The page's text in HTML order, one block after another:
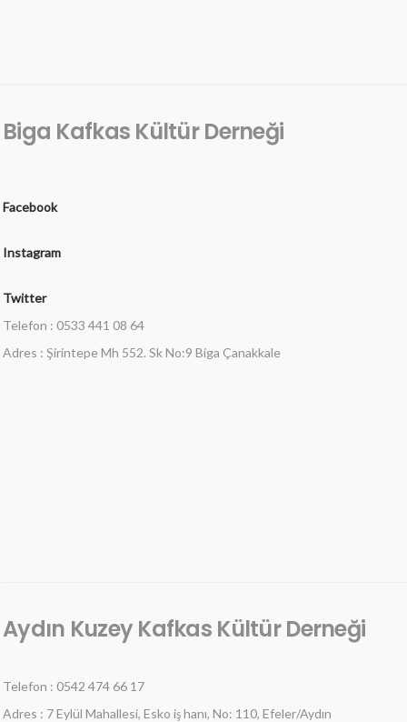
Biga Kafkas Kültür Derneği
Facebook
Instagram
Twitter
Telefon : 0533 441 08 64
Adres : Şirintepe Mh 552. Sk No:9 Biga Çanakkale
Aydın Kuzey Kafkas Kültür Derneği
Telefon : 0542 474 66 17
Adres : 7 Eylül Mahallesi, Esko iş hanı, No: 110, Efeler/Aydın